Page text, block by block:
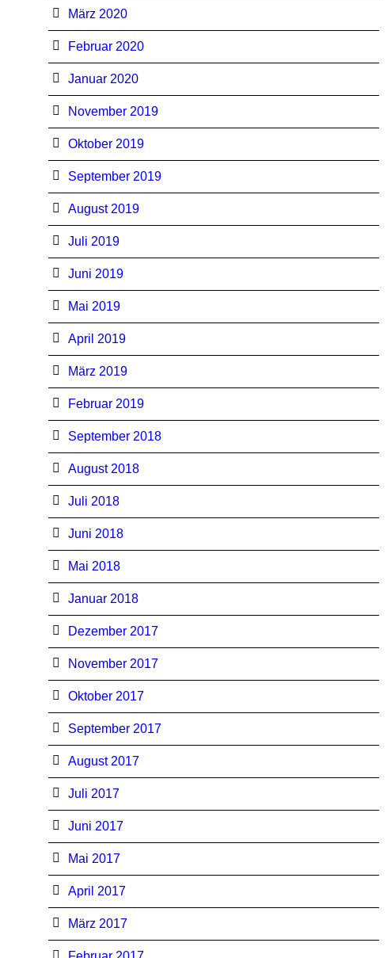
März 2020
Februar 2020
Januar 2020
November 2019
Oktober 2019
September 2019
August 2019
Juli 2019
Juni 2019
Mai 2019
April 2019
März 2019
Februar 2019
September 2018
August 2018
Juli 2018
Juni 2018
Mai 2018
Januar 2018
Dezember 2017
November 2017
Oktober 2017
September 2017
August 2017
Juli 2017
Juni 2017
Mai 2017
April 2017
März 2017